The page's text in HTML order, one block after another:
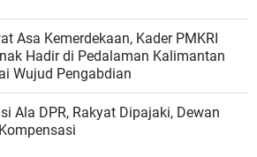
Asa Kemerdekaan, Kader PMKRI
Hadir di Pedalaman Kalimantan
Wujud Pengabdian
Ala DPR, Rakyat Dipajaki, Dewan